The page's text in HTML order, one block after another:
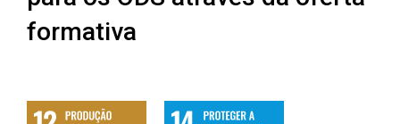
formativa